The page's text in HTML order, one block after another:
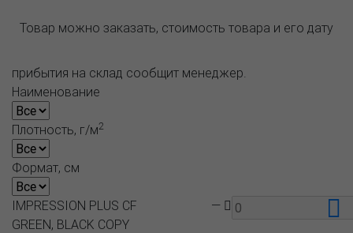
Товар можно заказать, стоимость товара и его дату
прибытия на склад сообщит менеджер.
Наименование
Плотность, г/м2
Формат, см
IMPRESSION PLUS CF
GREEN, BLACK COPY
—